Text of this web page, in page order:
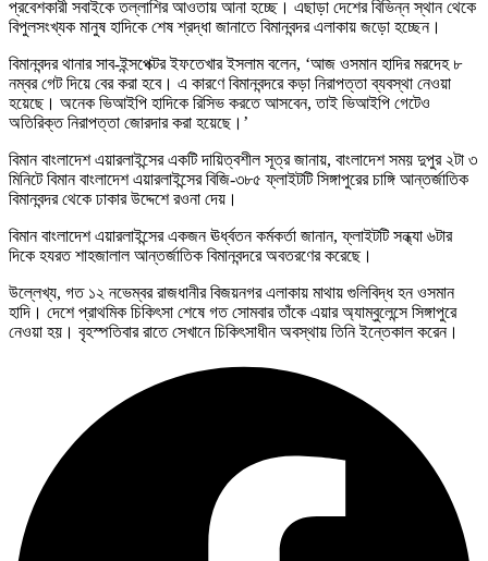
প্রবেশকারী সবাইকে তল্লাশির আওতায় আনা হচ্ছে। এছাড়া দেশের বিভিন্ন স্থান থেকে
বিপুলসংখ্যক মানুষ হাদিকে শেষ শ্রদ্ধা জানাতে বিমানবন্দর এলাকায় জড়ো হচ্ছেন।
বিমানবন্দর থানার সাব-ইন্সপেক্টর ইফতেখার ইসলাম বলেন, ‘আজ ওসমান হাদির মরদেহ ৮
নম্বর গেট দিয়ে বের করা হবে। এ কারণে বিমানবন্দরে কড়া নিরাপত্তা ব্যবস্থা নেওয়া
হয়েছে। অনেক ভিআইপি হাদিকে রিসিভ করতে আসবেন, তাই ভিআইপি গেটেও
অতিরিক্ত নিরাপত্তা জোরদার করা হয়েছে।’
বিমান বাংলাদেশ এয়ারলাইন্সের একটি দায়িত্বশীল সূত্র জানায়, বাংলাদেশ সময় দুপুর ২টা ৩
মিনিটে বিমান বাংলাদেশ এয়ারলাইন্সের বিজি-৩৮৫ ফ্লাইটটি সিঙ্গাপুরের চাঙ্গি আন্তর্জাতিক
বিমানবন্দর থেকে ঢাকার উদ্দেশে রওনা দেয়।
বিমান বাংলাদেশ এয়ারলাইন্সের একজন ঊর্ধ্বতন কর্মকর্তা জানান, ফ্লাইটটি সন্ধ্যা ৬টার
দিকে হযরত শাহজালাল আন্তর্জাতিক বিমানবন্দরে অবতরণের করেছে।
উল্লেখ্য, গত ১২ নভেম্বর রাজধানীর বিজয়নগর এলাকায় মাথায় গুলিবিদ্ধ হন ওসমান
হাদি। দেশে প্রাথমিক চিকিৎসা শেষে গত সোমবার তাঁকে এয়ার অ্যাম্বুলেন্সে সিঙ্গাপুরে
নেওয়া হয়। বৃহস্পতিবার রাতে সেখানে চিকিৎসাধীন অবস্থায় তিনি ইন্তেকাল করেন।